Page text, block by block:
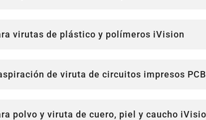
virutas de plástico y polímeros iVision
de viruta de circuitos impresos
polvo y viruta de cuero, piel y caucho